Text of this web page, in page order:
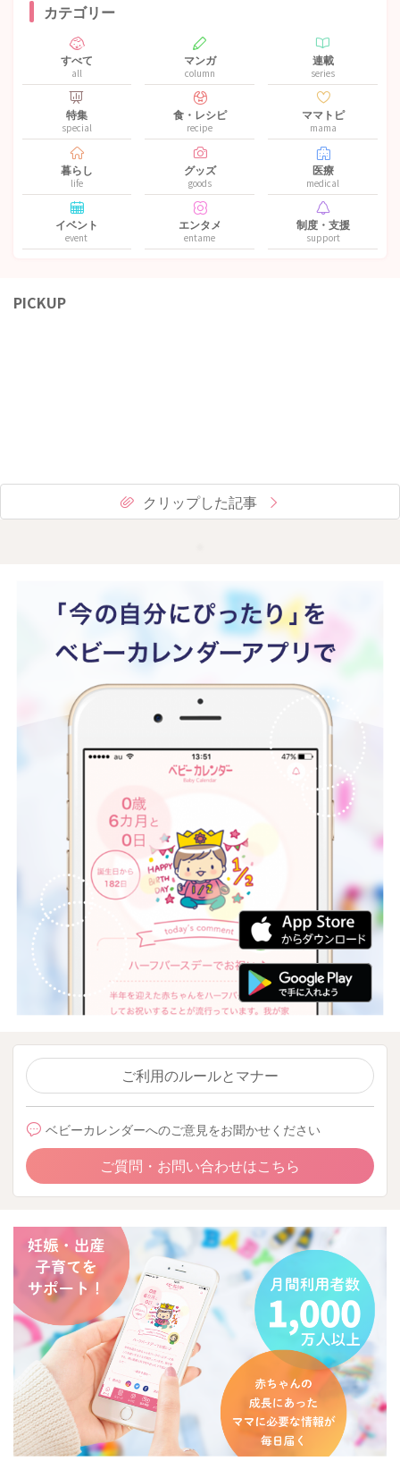
カテゴリー
すべて
all
マンガ
column
連載
series
特集
special
食・レシピ
recipe
ママトピ
mama
暮らし
life
グッズ
goods
医療
medical
イベント
event
エンタメ
entame
制度・支援
support
PICKUP
クリップした記事
ご利用のルールとマナー
ベビーカレンダーへのご意見をお聞かせください
ご質問・お問い合わせはこちら